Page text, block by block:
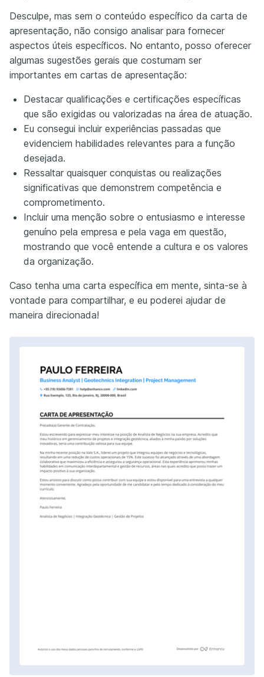
Desculpe, mas sem o conteúdo específico da carta de
apresentação, não consigo analisar para fornecer
aspectos úteis específicos. No entanto, posso oferecer
algumas sugestões gerais que costumam ser
importantes em cartas de apresentação:
Destacar qualificações e certificações específicas
que são exigidas ou valorizadas na área de atuação.
Eu consegui incluir experiências passadas que
evidenciem habilidades relevantes para a função
desejada.
Ressaltar quaisquer conquistas ou realizações
significativas que demonstrem competência e
comprometimento.
Incluir uma menção sobre o entusiasmo e interesse
genuíno pela empresa e pela vaga em questão,
mostrando que você entende a cultura e os valores
da organização.
Caso tenha uma carta específica em mente, sinta-se à
vontade para compartilhar, e eu poderei ajudar de
maneira direcionada!